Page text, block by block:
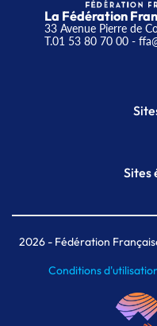
La Fédération
33 Avenue Pierre de
T.01 53 80 70 00-
Sites
MAIF
2026- Fédération
Conditions